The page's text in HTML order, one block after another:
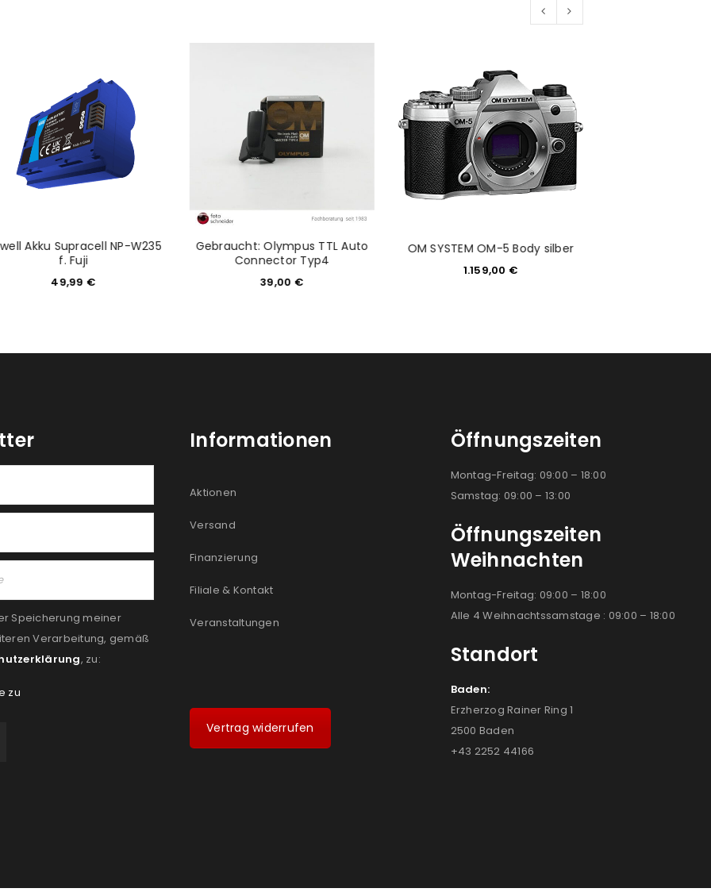
Akku Supracell NP-W235
f. Fuji
49,99 €
Gebraucht: Olympus TTL Auto
Connector Typ4
39,00 €
OM SYSTEM OM-5 Body silber
1.159,00 €
Speicherung meiner
Verarbeitung, gemäß
, zu:
zu
Informationen
Aktionen
Versand
Finanzierung
Filiale & Kontakt
Veranstaltungen
Vertrag widerrufen
Öffnungszeiten
Montag-Freitag: 09:00 – 18:00
Samstag: 09:00 – 13:00
Öffnungszeiten
Weihnachten
Montag-Freitag: 09:00 – 18:00
Alle 4 Weihnachtssamstage : 09:00 – 18:00
Standort
Baden:
Erzherzog Rainer Ring 1
2500 Baden
+43 2252 44166